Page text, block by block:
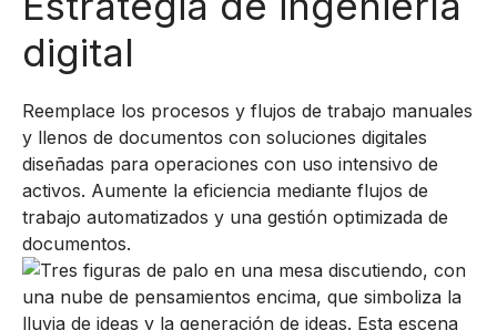
digital
Reemplace los procesos y flujos de trabajo manuales
y llenos de documentos con soluciones digitales
diseñadas para operaciones con uso intensivo de
activos. Aumente la eficiencia mediante flujos de
trabajo automatizados y una gestión optimizada de
documentos.